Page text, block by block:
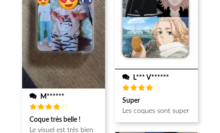
M******
Note4
sur 5
Coque très belle !
Le visuel est très bien
L*** V******
Note
sur 5
Super
Les coques sont super